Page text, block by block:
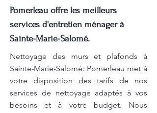
Pomerleau offre les meilleurs
services d'entretien ménager à
Sainte-Marie-Salomé.
Nettoyage des murs et plafonds à
Sainte-Marie-Salomé: Pomerleau met à
votre disposition des tarifs de nos
services de nettoyage adaptés à vos
besoins et à votre budget. Nous